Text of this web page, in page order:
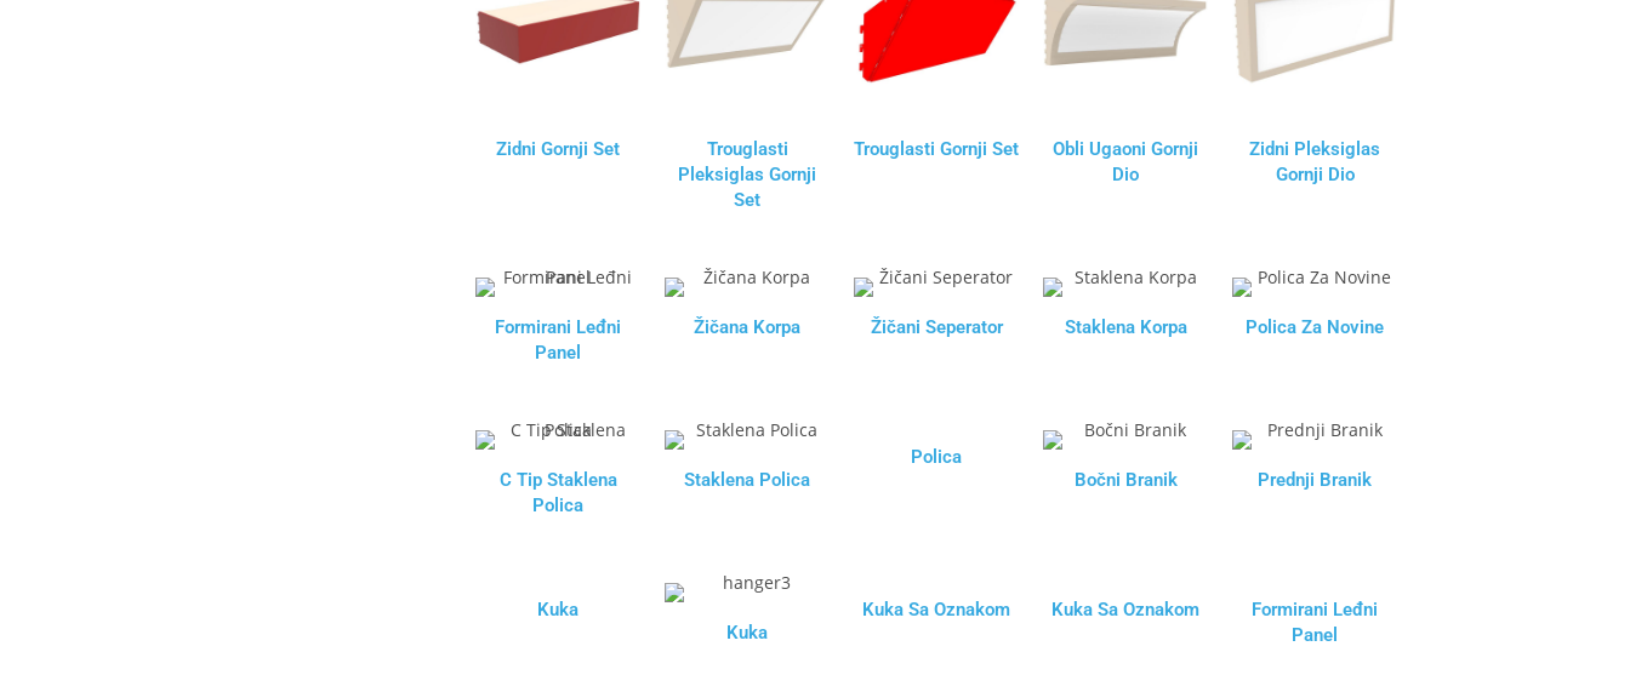
Zidni Gornji Set
Trouglasti
Pleksiglas Gornji
Set
Trouglasti Gornji Set
Obli Ugaoni Gornji
Dio
Zidni Pleksiglas
Gornji Dio
Formirani Leđni
Panel
Žičana Korpa Žičani Seperator Staklena Korpa Polica Za Novine
C Tip Staklena
Polica
Staklena Polica
Polica
Bočni Branik
Prednji Branik
Kuka
Kuka
Kuka Sa Oznakom Kuka Sa Oznakom
Formirani Leđni
Panel